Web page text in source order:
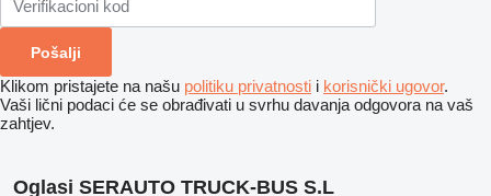
Klikom pristajete na našu politiku privatnosti i korisnički ugovor.
Vaši lični podaci će se obrađivati ​​u svrhu davanja odgovora na vaš
zahtjev.
Oglasi SERAUTO TRUCK-BUS S.L